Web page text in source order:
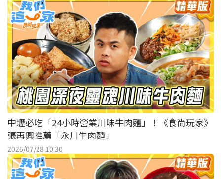
中壢必吃「24小時營業川味牛肉麵」！《食尚玩家》
張再興推薦「永川牛肉麵」
2026/07/28 10:30